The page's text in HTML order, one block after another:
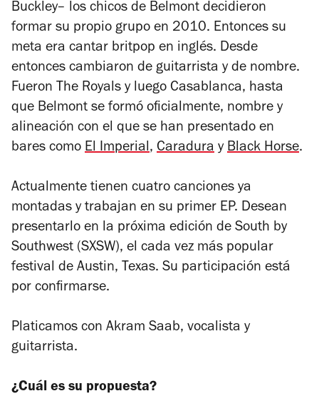
Buckley– los chicos de Belmont decidieron
formar su propio grupo en 2010. Entonces su
meta era cantar britpop en inglés. Desde
entonces cambiaron de guitarrista y de nombre.
Fueron The Royals y luego Casablanca, hasta
que Belmont se formó oficialmente, nombre y
alineación con el que se han presentado en
bares como El Imperial, Caradura y Black Horse.
Actualmente tienen cuatro canciones ya
montadas y trabajan en su primer EP. Desean
presentarlo en la próxima edición de South by
Southwest (SXSW), el cada vez más popular
festival de Austin, Texas. Su participación está
por confirmarse.
Platicamos con Akram Saab, vocalista y
guitarrista.
¿Cuál es su propuesta?